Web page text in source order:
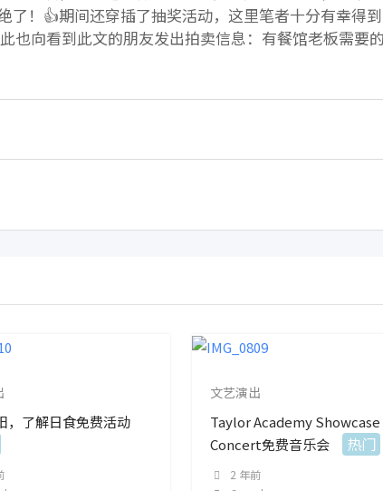
了！👍期间还穿插了抽奖活动，这里笔者十分有幸得
也向看到此文的朋友发出拍卖信息：有餐馆老板需要
，了解日食免费活动
文艺演出
Taylor Academy Showcase
Concert免费音乐会
热门
2 年前